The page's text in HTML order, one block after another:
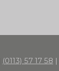
(0113) 57 17 58 |